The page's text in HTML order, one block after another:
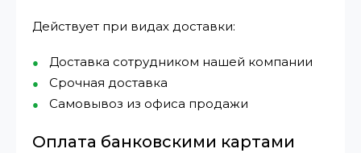
Действует при видах доставки:
Доставка сотрудником нашей компании
Срочная доставка
Самовывоз из офиса продажи
Оплата банковскими картами